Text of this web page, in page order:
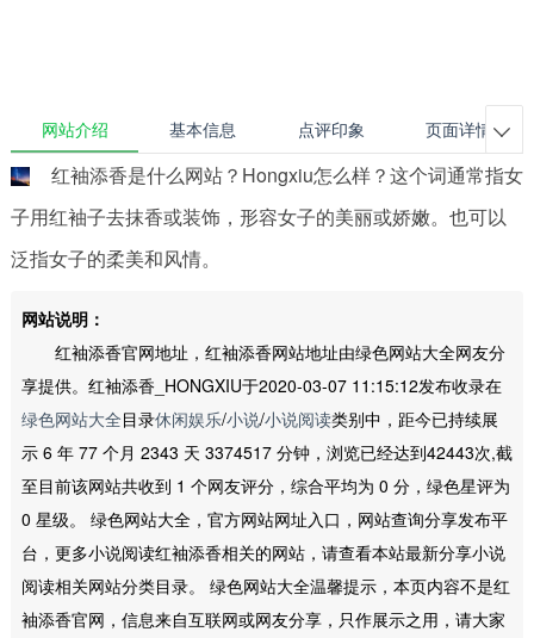
网站介绍 基本信息 点评印象 页面详情 
红袖添香是什么网站？Hongxiu怎么样？这个词通常指女
子用红袖子去抹香或装饰，形容女子的美丽或娇嫩。也可以
泛指女子的柔美和风情。
网站说明：
红袖添香官网地址，红袖添香网站地址由绿色网站大全网友分
享提供。红袖添香_HONGXIU于2020-03-07 11:15:12发布收录在
绿色网站大全目录休闲娱乐/小说/小说阅读类别中，距今已持续展
示 6 年 77 个月 2343 天 3374517 分钟，浏览已经达到42443次,截
至目前该网站共收到 1 个网友评分，综合平均为 0 分，绿色星评为
0 星级。 绿色网站大全，官方网站网址入口，网站查询分享发布平
台，更多小说阅读红袖添香相关的网站，请查看本站最新分享小说
阅读相关网站分类目录。 绿色网站大全温馨提示，本页内容不是红
袖添香官网，信息来自互联网或网友分享，只作展示之用，请大家